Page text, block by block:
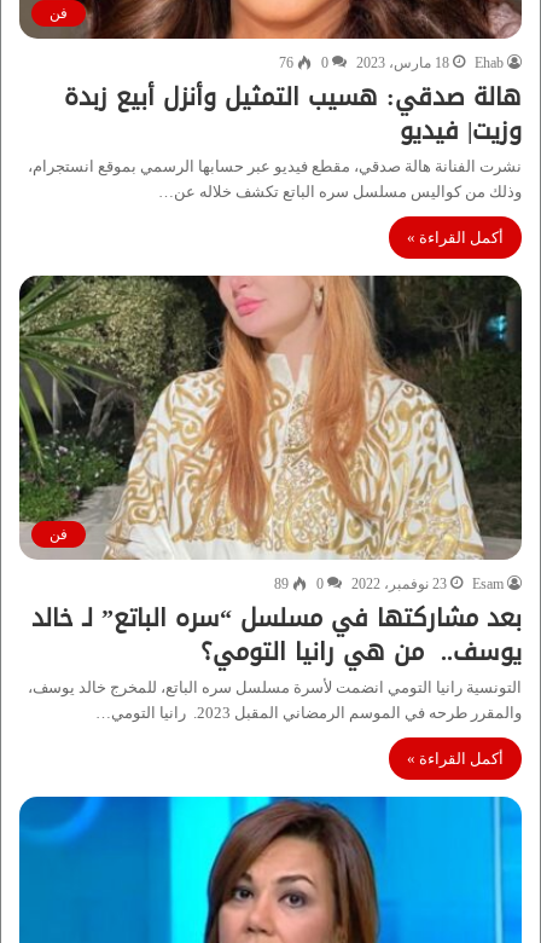
فن
Ehab 18 مارس، 2023 0
76
هالة صدقي: هسيب التمثيل وأنزل أبيع زبدة
وزيت| فيديو
نشرت الفنانة هالة صدقي، مقطع فيديو عبر حسابها الرسمي بموقع انستجرام،
وذلك من كواليس مسلسل سره الباتع تكشف خلاله عن…
أكمل القراءة »
فن
Esam 23 نوفمبر، 2022 0
89
بعد مشاركتها في مسلسل “سره الباتع” لـ خالد
يوسف.. من هي رانيا التومي؟
التونسية رانيا التومي انضمت لأسرة مسلسل سره الباتع، للمخرج خالد يوسف،
والمقرر طرحه في الموسم الرمضاني المقبل 2023. رانيا التومي…
أكمل القراءة »